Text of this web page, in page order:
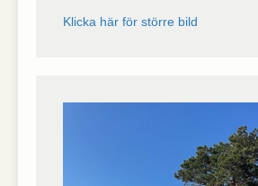
Klicka här för större bild